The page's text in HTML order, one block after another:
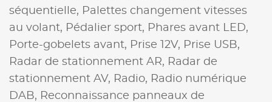
séquentielle, Palettes changement vitesses
au volant, Pédalier sport, Phares avant LED,
Porte-gobelets avant, Prise 12V, Prise USB,
Radar de stationnement AR, Radar de
stationnement AV, Radio, Radio numérique
DAB, Reconnaissance panneaux de